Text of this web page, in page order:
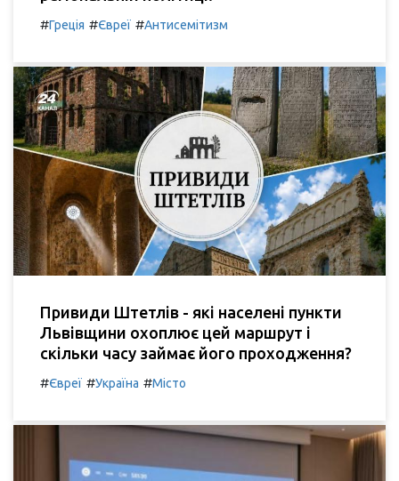
#Греція #Євреї #Антисемітизм
Привиди Штетлів - які населені пункти
Львівщини охоплює цей маршрут і
скільки часу займає його проходження?
#Євреї #Україна #Місто